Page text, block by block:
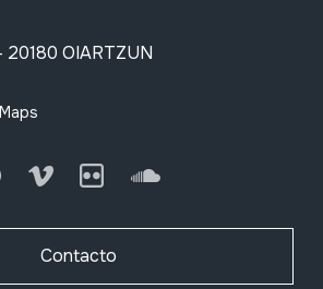
20180 OIARTZUN
Issuu Vimeo Flickr SoundCloud
Contacto